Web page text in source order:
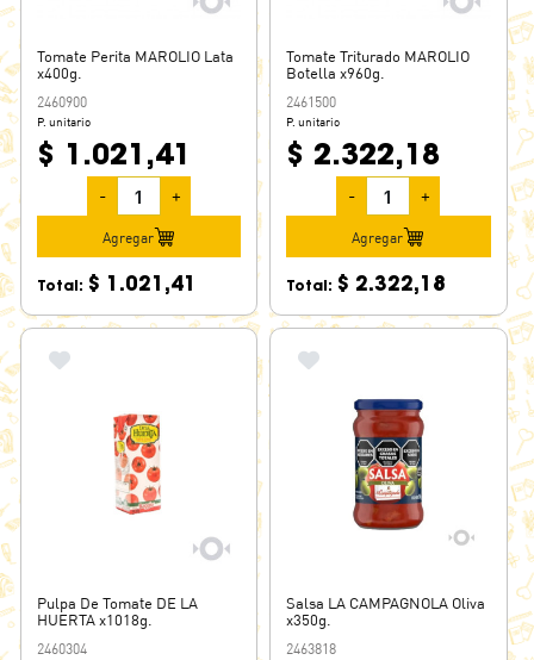
Tomate Perita MAROLIO Lata
x400g.
2460900
P. unitario
$ 1.021,41
- +
Agregar
Total: $ 1.021,41
Tomate Triturado MAROLIO
Botella x960g.
2461500
P. unitario
$ 2.322,18
- +
Agregar
Total: $ 2.322,18
Pulpa De Tomate DE LA
HUERTA x1018g.
2460304
Salsa LA CAMPAGNOLA Oliva
x350g.
2463818